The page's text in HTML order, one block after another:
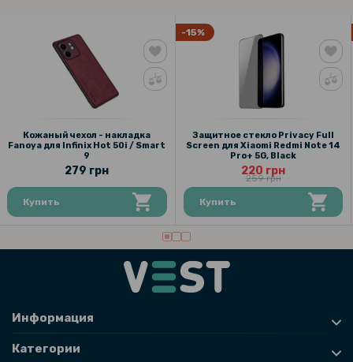
Кожаный чехол - накладка
Fanoya для Infinix Hot 50i / Smart
9
279 грн
Купить
-15%
Защитное стекло Privacy Full
Screen для Xiaomi Redmi Note 14
Pro+ 5G, Black
220 грн
259 грн
Купить
Информация
Категории